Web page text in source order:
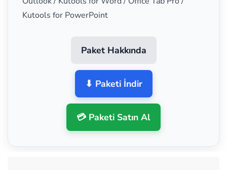
Kutools for PowerPoint
Paket Hakkında
⬇ Paketi İndir
💳 Paketi Satın Al